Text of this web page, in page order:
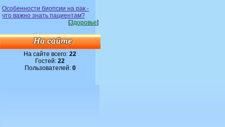
Особенности биопсии на рак -
что важно знать пациентам?
[Здоровье]
На сайте всего:22
Гостей:22
Пользователей: 0